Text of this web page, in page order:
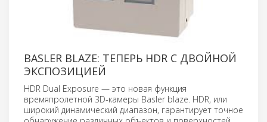
BASLER BLAZE: ТЕПЕРЬ HDR С ДВОЙНОЙ
ЭКСПОЗИЦИЕЙ
HDR Dual Exposure — это новая функция
времяпролетной 3D-камеры Basler blaze. HDR, или
широкий динамический диапазон, гарантирует точное